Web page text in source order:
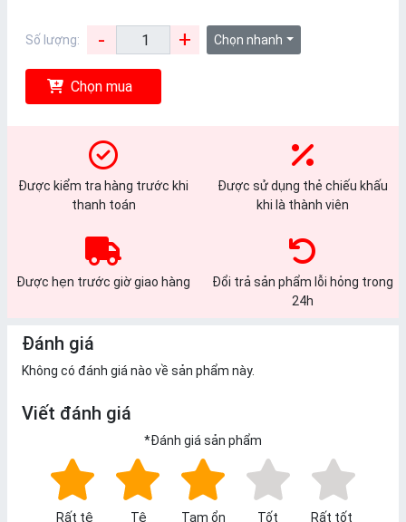
Số lượng: - + Chọn nhanh
Chọn mua
Được kiểm tra hàng trước khi
thanh toán
Được sử dụng thẻ chiếu khấu
khi là thành viên
Được hẹn trước giờ giao hàng
Đổi trả sản phẩm lỗi hỏng trong
24h
Đánh giá
Không có đánh giá nào về sản phẩm này.
Viết đánh giá
*Đánh giá sản phẩm
Rất tệ Tệ Tạm ổn Tốt
Rất tốt